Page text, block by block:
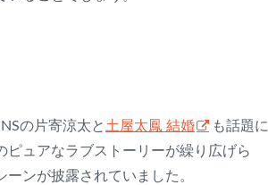
の片寄涼太と 土屋太鳳 結婚
も話題に
ュアなラブストーリーが繰り広げら
ンが披露されていました。